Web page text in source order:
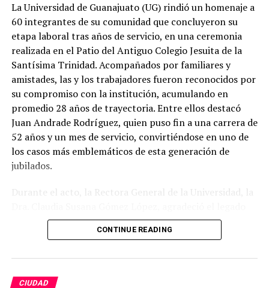
La Universidad de Guanajuato (UG) rindió un homenaje a
60 integrantes de su comunidad que concluyeron su
etapa laboral tras años de servicio, en una ceremonia
realizada en el Patio del Antiguo Colegio Jesuita de la
Santísima Trinidad. Acompañados por familiares y
amistades, las y los trabajadores fueron reconocidos por
su compromiso con la institución, acumulando en
promedio 28 años de trayectoria. Entre ellos destacó
Juan Andrade Rodríguez, quien puso fin a una carrera de
52 años y un mes de servicio, convirtiéndose en uno de
los casos más emblemáticos de esta generación de
jubilados.
Durante el acto, la Rectora General de la Universidad, la
de quienes dedicaron gran parte de su vida a fortalecer
la máxima casa de estudios del estado. En su mensaje,
tiempo que reconoció la labor desempeñada en aulas,
CONTINUE READING
CIUDAD